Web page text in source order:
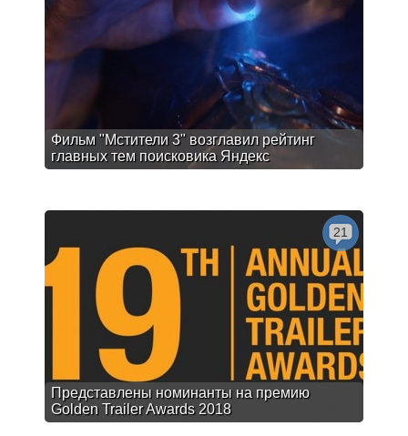
Фильм "Мстители 3" возглавил рейтинг
главных тем поисковика Яндекс
Представлены номинанты на премию
Golden Trailer Awards 2018
21